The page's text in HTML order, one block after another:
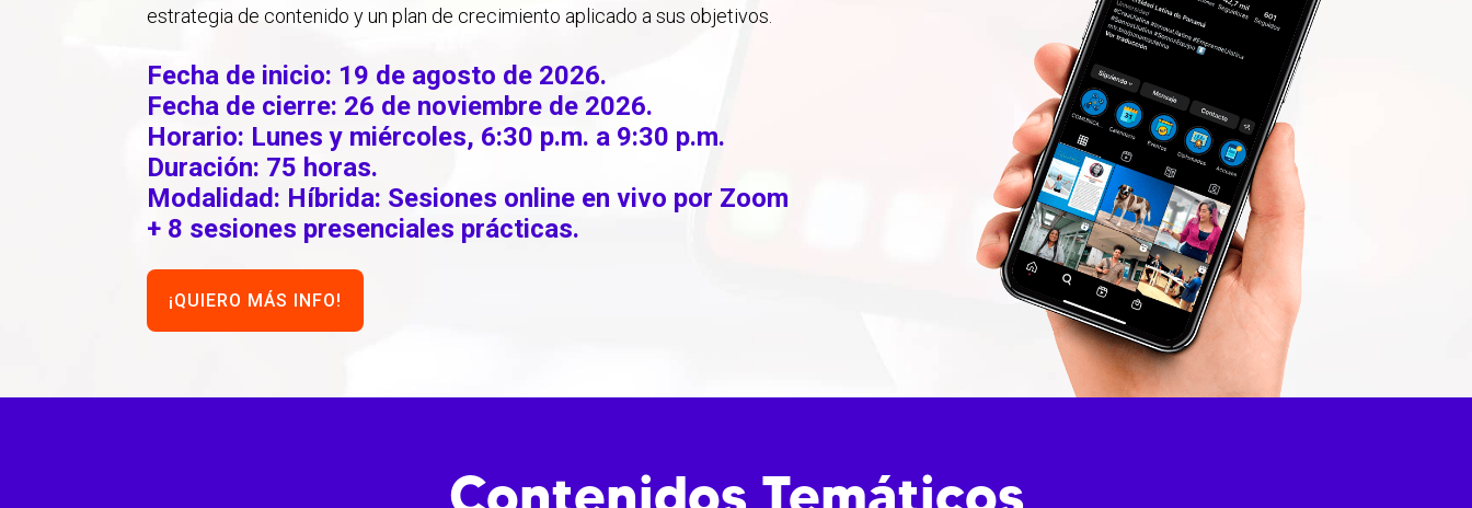
estrategia de contenido y un plan de crecimiento aplicado a sus objetivos.
Fecha de inicio: 19 de agosto de 2026.
Fecha de cierre: 26 de noviembre de 2026.
Horario: Lunes y miércoles, 6:30 p.m. a 9:30 p.m.
Duración: 75 horas.
Modalidad: Híbrida: Sesiones online en vivo por Zoom
+ 8 sesiones presenciales prácticas.
¡QUIERO MÁS INFO!